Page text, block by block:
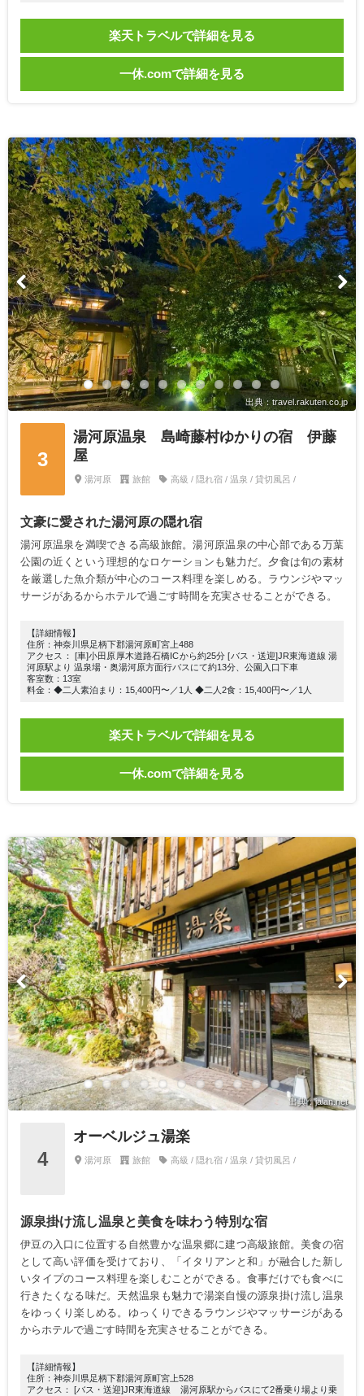
楽天トラベルで詳細を見る
一休.comで詳細を見る
出典：travel.rakuten.co.jp
3
湯河原温泉 島崎藤村ゆかりの宿 伊藤
屋
湯河原 旅館 高級 / 隠れ宿 / 温泉 / 貸切風呂 /
文豪に愛された湯河原の隠れ宿
湯河原温泉を満喫できる高級旅館。湯河原温泉の中心部である万葉
公園の近くという理想的なロケーションも魅力だ。夕食は旬の素材
を厳選した魚介類が中心のコース料理を楽しめる。ラウンジやマッ
サージがあるからホテルで過ごす時間を充実させることができる。
【詳細情報】
住所：神奈川県足柄下郡湯河原町宮上488
アクセス： [車]小田原厚木道路石橋ICから約25分 [バス・送迎]JR東海道線 湯
河原駅より 温泉場・奥湯河原方面行バスにて約13分、公園入口下車
客室数：13室
料金：◆二人素泊まり：15,400円〜／1人 ◆二人2食：15,400円〜／1人
楽天トラベルで詳細を見る
一休.comで詳細を見る
出典：jalan.net
4
オーベルジュ湯楽
湯河原 旅館 高級 / 隠れ宿 / 温泉 / 貸切風呂 /
源泉掛け流し温泉と美食を味わう特別な宿
伊豆の入口に位置する自然豊かな温泉郷に建つ高級旅館。美食の宿
として高い評価を受けており、「イタリアンと和」が融合した新し
いタイプのコース料理を楽しむことができる。食事だけでも食べに
行きたくなる味だ。天然温泉も魅力で湯楽自慢の源泉掛け流し温泉
をゆっくり楽しめる。ゆっくりできるラウンジやマッサージがある
からホテルで過ごす時間を充実させることができる。
【詳細情報】
住所：神奈川県足柄下郡湯河原町宮上528
アクセス： [バス・送迎]JR東海道線 湯河原駅からバスにて2番乗り場より乗